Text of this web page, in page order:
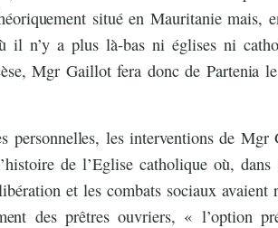
situé en Mauritanie mais,
il n’y a plus là-bas ni églises ni
Mgr Gaillot fera donc de Partenia
personnelles, les interventions de Mgr
de l’Eglise catholique où,
et les combats sociaux avaient
des prêtres ouvriers, « l’option